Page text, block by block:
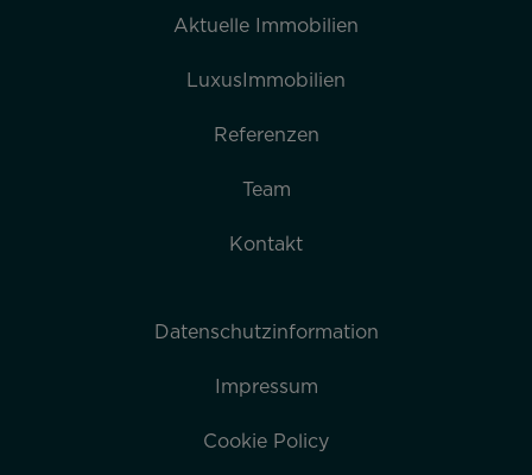
Aktuelle Immobilien
LuxusImmobilien
Referenzen
Team
Kontakt
Datenschutzinformation
Impressum
Cookie Policy